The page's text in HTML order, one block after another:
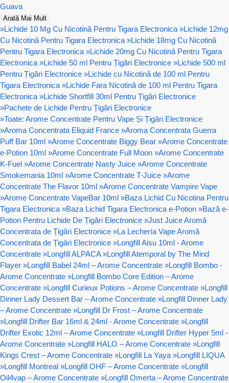
Guava
Arată Mai Mult
»Lichide 10 Mg Cu Nicotină Pentru Tigara Electronica »Lichide 12mg
Cu Nicotină Pentru Tigara Electronica »Lichide 18mg Cu Nicotină
Pentru Tigara Electronica »Lichide 20mg Cu Nicotină Pentru Tigara
Electronica »Lichide 50 ml Pentru Țigări Electronice »Lichide 500 ml
Pentru Țigări Electronice »Lichide cu Nicotină de 100 ml Pentru
Tigara Electronica »Lichide Fara Nicotină de 100 ml Pentru Tigara
Electronica »Lichide Shortfill 30ml Pentru Țigări Electronice
»Pachete de Lichide Pentru Țigări Electronice
»Toate: Arome Concentrate Pentru Vape Și Țigări Electronice
»Aroma Concentrata Eliquid France »Aroma Concentrata Guerra
Puff Bar 10ml »Arome Concentrate Biggy Bear »Arome Concentrate
e-Potion 10ml »Arome Concentrate Full Moon »Arome Concentrate
K-Fuel »Arome Concentrate Nasty Juice »Arome Concentrate
Smokemania 10ml »Arome Concentrate T-Juice »Arome
Concentrate The Flavor 10ml »Arome Concentrate Vampire Vape
»Arome Concentrate VapeBar 10ml »Baza Lichid Cu Nicotina Pentru
Tigara Electronica »Baza Lichid Tigara Electronica e-Potion »Bază e-
Potion Pentru Lichide De Țigări Electronice »Just Juice Aromă
Concentrata de Țigări Electronice »La Lechería Vape Aromă
Concentrata de Țigări Electronice »Longfill Aisu 10ml - Arome
Concentrate »Longfill ALPACA »Longfill Atemporal by The Mind
Flayer »Longfill Babel 24ml – Arome Concentrate »Longfill Bombo -
Arome Concentrate »Longfill Bombo Core Edition – Arome
Concentrate »Longfill Curieux Potions – Arome Concentrate »Longfill
Dinner Lady Dessert Bar – Arome Concentrate »Longfill Dinner Lady
– Arome Concentrate »Longfill Dr Frost – Arome Concentrate
»Longfill Drifter Bar 16ml & 24ml - Arome Concentrate »Longfill
Drifter Exotic 12ml – Arome Concentrate »Longfill Drifter Hyper 5ml -
Arome Concentrate »Longfill HALO – Arome Concentrate »Longfill
Kings Crest – Arome Concentrate »Longfill La Yaya »Longfill LIQUA
»Longfill Montreal »Longfill OHF – Arome Concentrate »Longfill
Oil4vap – Arome Concentrate »Longfill Omerta – Arome Concentrate